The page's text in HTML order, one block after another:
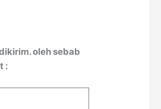
oleh sebab
: